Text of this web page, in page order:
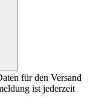
für den Versand
ist jederzeit